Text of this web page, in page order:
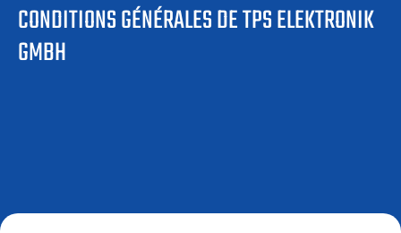
CONDITIONS GÉNÉRALES DE TPS ELEKTRONIK
GMBH